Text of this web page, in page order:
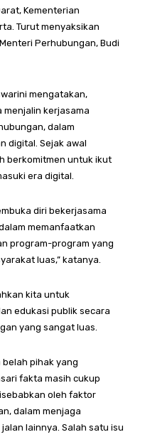
Kementerian
Turut menyaksikan
Perhubungan, Budi
mengatakan,
menjalin kerjasama
dalam
digital. Sejak awal
berkomitmen untuk ikut
era digital.
diri bekerjasama
memanfaatkan
program-program yang
luas,” katanya.
kita untuk
edukasi publik secara
yang sangat luas.
pihak yang
fakta masih cukup
oleh faktor
dalam menjaga
lainnya. Salah satu isu